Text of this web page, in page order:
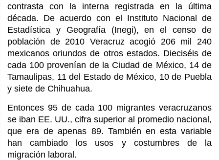
contrasta con la interna registrada en la última
década. De acuerdo con el Instituto Nacional de
Estadística y Geografía (Inegi), en el censo de
población de 2010 Veracruz acogió 206 mil 240
mexicanos oriundos de otros estados. Dieciséis de
cada 100 provenían de la Ciudad de México, 14 de
Tamaulipas, 11 del Estado de México, 10 de Puebla
y siete de Chihuahua.
Entonces 95 de cada 100 migrantes veracruzanos
se iban EE. UU., cifra superior al promedio nacional,
que era de apenas 89. También en esta variable
han cambiado los usos y costumbres de la
migración laboral.